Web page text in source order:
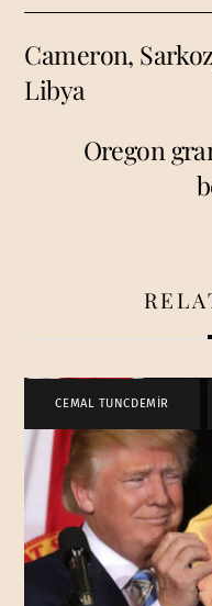
Cameron,
Libya
Oregon
CEMAL TUNCDEMİR